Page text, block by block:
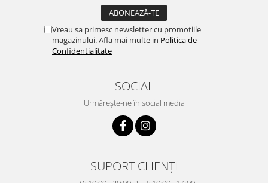
Vreau sa primesc newsletter cu promotiile
magazinului. Afla mai multe in Politica de
Confidentialitate
SOCIAL
Urmărește-ne în social media
SUPORT CLIENȚI